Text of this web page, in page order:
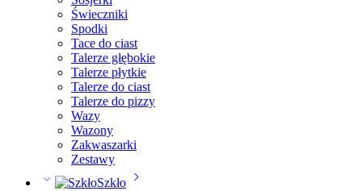
Świeczniki
Spodki
Tace do ciast
Talerze głębokie
Talerze płytkie
Talerze do ciast
Talerze do pizzy
Wazy
Wazony
Zakwaszarki
Zestawy
Szkło